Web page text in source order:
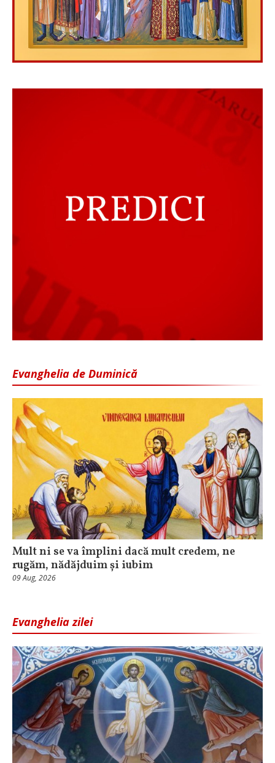
Evanghelia de Duminică
Mult ni se va împlini dacă mult credem, ne
rugăm, nădăjduim și iubim
09 Aug, 2026
Evanghelia zilei